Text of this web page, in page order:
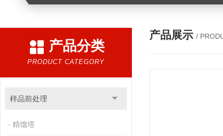
产品分类
PRODUCT CATEGORY
样品前处理
精馏塔
产品展示 /